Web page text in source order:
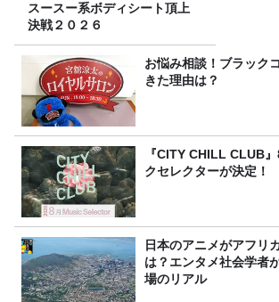
スースー系ボディシート頂上
決戦２０２６
お悩み相談！ブラック
きた理由は？
『CITY CHILL CLUB
クセレクターが決定！
日本のアニメがアフリ
は？エンタメ社会学者
場のリアル